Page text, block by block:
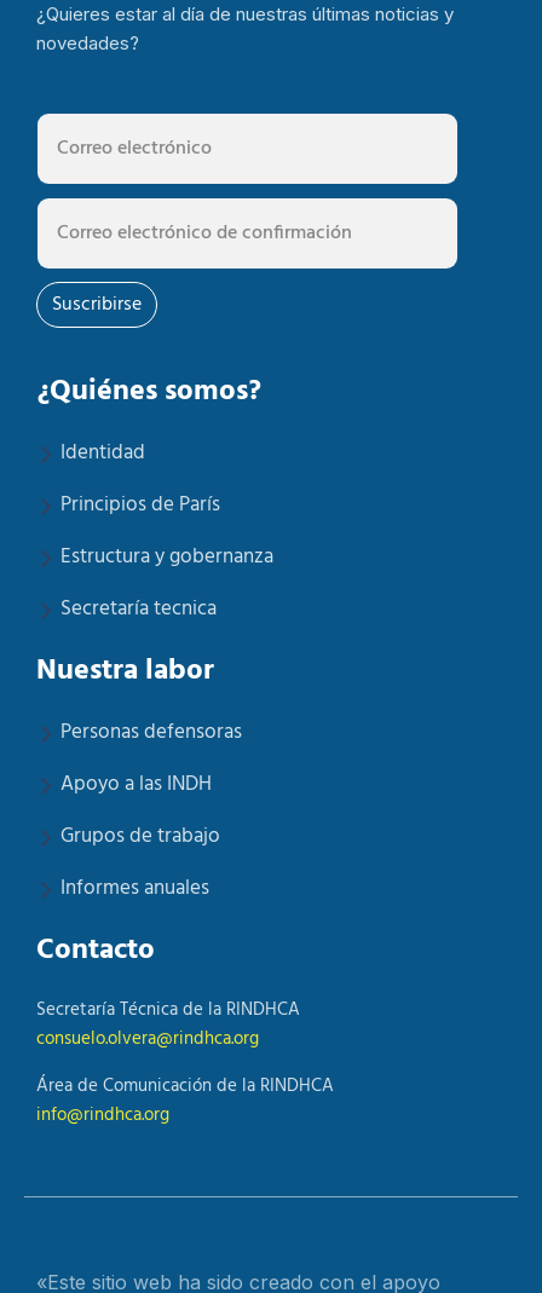
¿Quieres estar al día de nuestras últimas noticias y
novedades?
Suscribirse
¿Quiénes somos?
Identidad
Principios de París
Estructura y gobernanza
Secretaría tecnica
Nuestra labor
Personas defensoras
Apoyo a las INDH
Grupos de trabajo
Informes anuales
Contacto
Secretaría Técnica de la RINDHCA
consuelo.olvera@rindhca.org
Área de Comunicación de la RINDHCA
info@rindhca.org
«Este sitio web ha sido creado con el apoyo